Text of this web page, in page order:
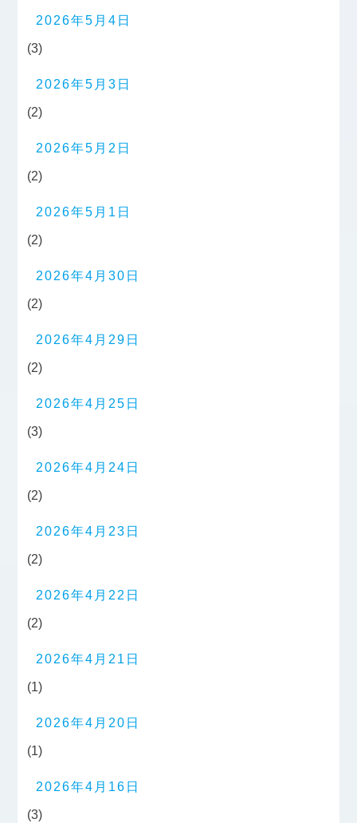
2026年5月4日
(3)
2026年5月3日
(2)
2026年5月2日
(2)
2026年5月1日
(2)
2026年4月30日
(2)
2026年4月29日
(2)
2026年4月25日
(3)
2026年4月24日
(2)
2026年4月23日
(2)
2026年4月22日
(2)
2026年4月21日
(1)
2026年4月20日
(1)
2026年4月16日
(3)